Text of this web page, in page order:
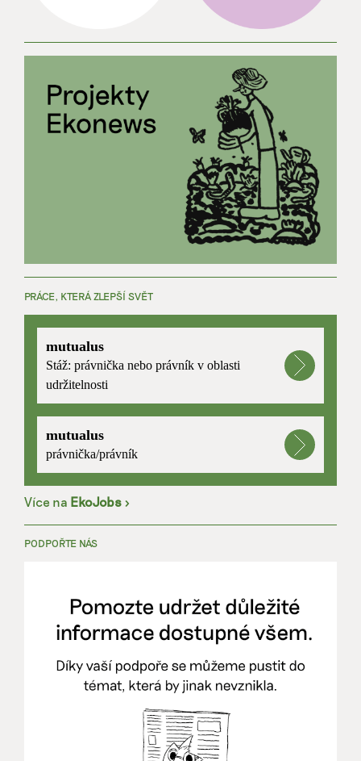
PRÁCE, KTERÁ ZLEPŠÍ SVĚT
mutualus
Stáž: právnička nebo právník v oblasti
udržitelnosti
mutualus
právnička/právník
Více na EkoJobs >
PODPOŘTE NÁS